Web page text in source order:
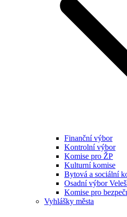
Finanční výbor
Kontrolní výbor
Komise pro ŽP
Kulturní komise
Bytová a sociální
Osadní výbor
Komise pro
Vyhlášky města